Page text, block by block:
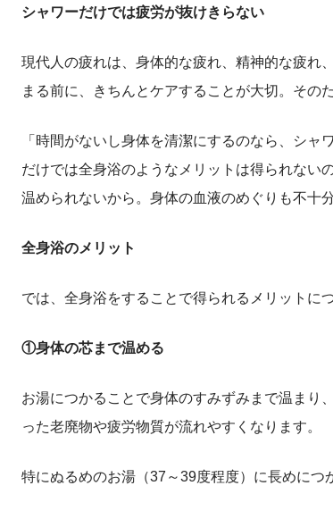
シャワーだけでは疲労が抜けきらない
現代人の疲れは、身体的な疲れ、精神的な疲れ
まる前に、きちんとケアすることが大切。その
「時間がないし身体を清潔にするのなら、シ
だけでは全身浴のようなメリットは得られない
温められないから。身体の血液のめぐりも不十
全身浴のメリット
では、全身浴をすることで得られるメリットに
①身体の芯まで温める
お湯につかることで身体のすみずみまで温まり
った老廃物や疲労物質が流れやすくなります。
特にぬるめのお湯（37～39度程度）に長めにつ